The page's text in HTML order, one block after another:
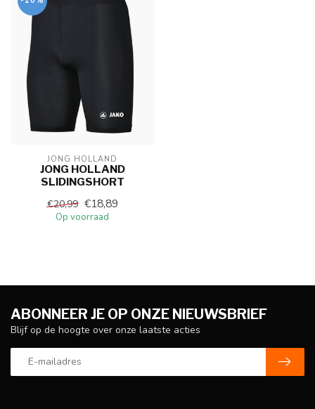
JONG HOLLAND
JONG HOLLAND
SLIDINGSHORT
€20,99 €18,89
Op voorraad
ABONNEER JE OP ONZE NIEUWSBRIEF
Blijf op de hoogte over onze laatste acties